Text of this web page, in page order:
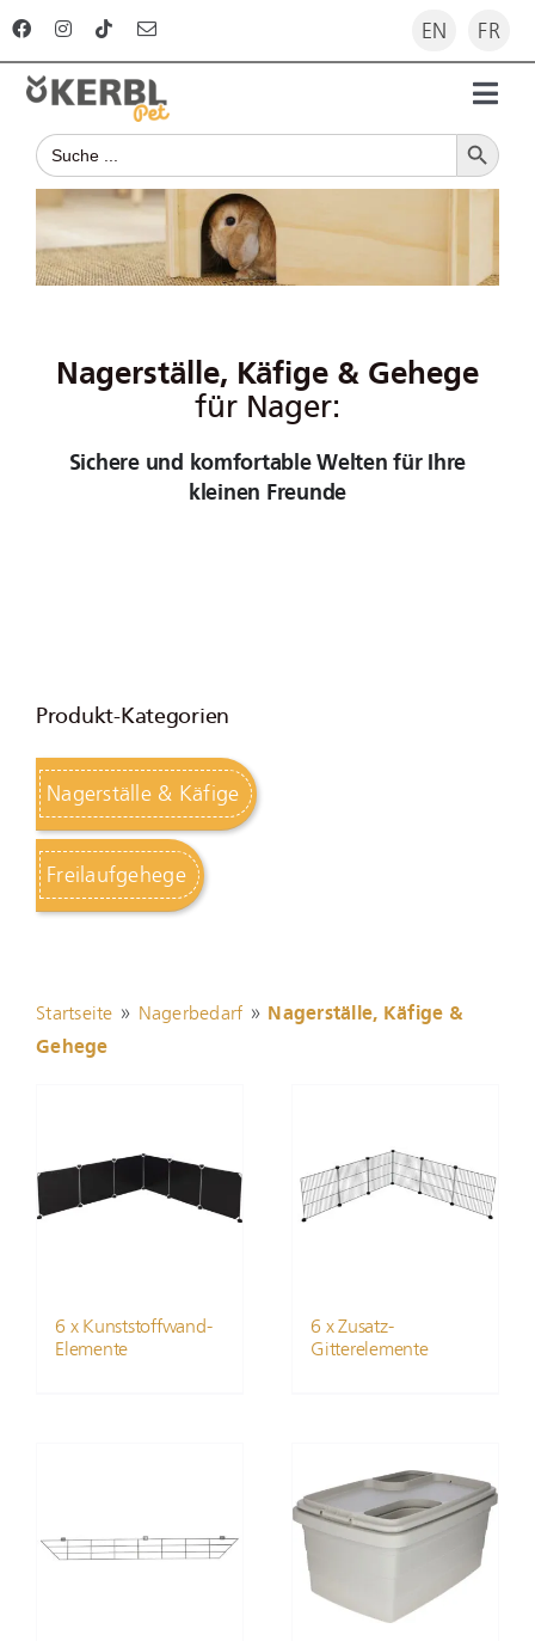
Zum
springen
EN FR
Produkte
Unternehmen
Für Händler
Search
for:
Search Button
Nagerställe, Käfige & Gehege
für Nager:
Sichere und komfortable Welten für Ihre
kleinen Freunde
Startseite » Nagerbedarf » Nagerställe, Käfige &
Gehege
6 x Kunststoffwand-
Elemente
6 x Zusatz-
Gitterelemente
Produkt-Kategorien
Nagerställe & Käfige
Freilaufgehege